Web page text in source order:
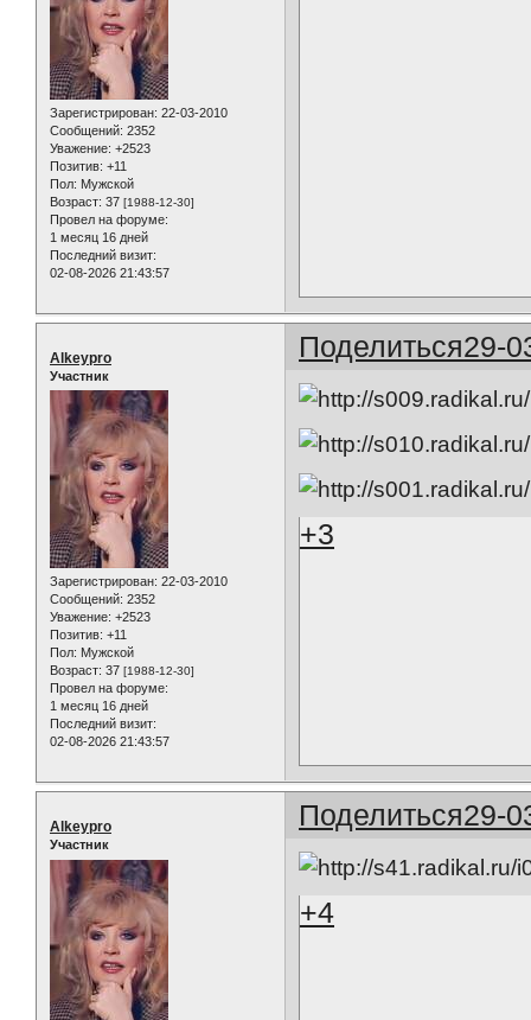
Зарегистрирован: 22-03-2010
Сообщений: 2352
Уважение: +2523
Позитив: +11
Пол: Мужской
Возраст: 37 [1988-12-30]
Провел на форуме:
1 месяц 16 дней
Последний визит:
02-08-2026 21:43:57
Поделиться29-
Alkeypro
Участник
Зарегистрирован: 22-03-2010
Сообщений: 2352
Уважение: +2523
Позитив: +11
Пол: Мужской
Возраст: 37 [1988-12-30]
Провел на форуме:
1 месяц 16 дней
Последний визит:
02-08-2026 21:43:57
+3
Поделиться29-
Alkeypro
Участник
+4